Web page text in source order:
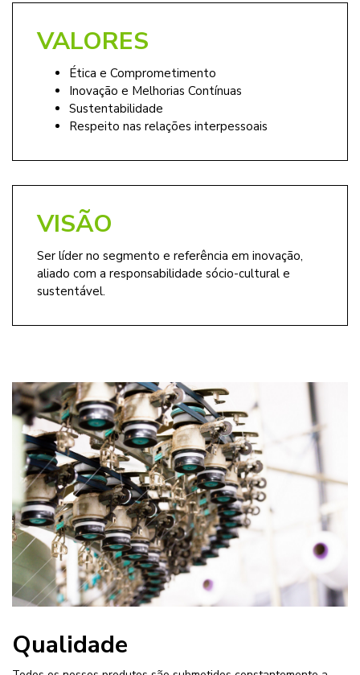
VALORES
Ética e Comprometimento
Inovação e Melhorias Contínuas
Sustentabilidade
Respeito nas relações interpessoais
VISÃO
Ser líder no segmento e referência em inovação,
aliado com a responsabilidade sócio-cultural e
sustentável.
Qualidade